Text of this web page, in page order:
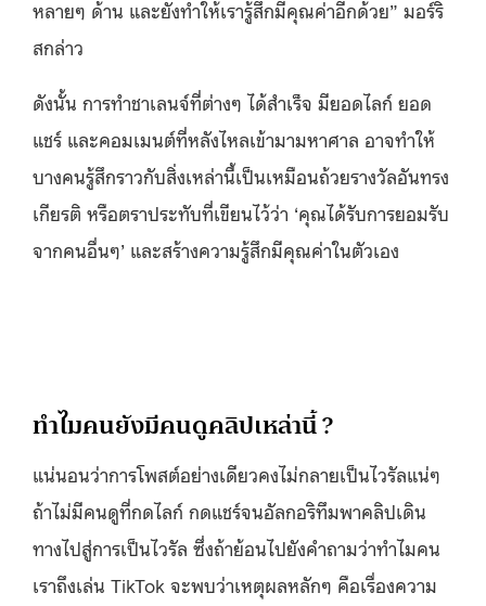
หลายๆ ด้าน และยังทำให้เรารู้สึกมีคุณค่าอีกด้วย” มอร์ริ
สกล่าว
ดังนั้น การทำชาเลนจ์ที่ต่างๆ ได้สำเร็จ มียอดไลก์ ยอด
แชร์ และคอมเมนต์ที่หลังไหลเข้ามามหาศาล อาจทำให้
บางคนรู้สึกราวกับสิ่งเหล่านี้เป็นเหมือนถ้วยรางวัลอันทรง
เกียรติ หรือตราประทับที่เขียนไว้ว่า ‘คุณได้รับการยอมรับ
จากคนอื่นๆ’ และสร้างความรู้สึกมีคุณค่าในตัวเอง
ทำไมคนยังมีคนดูคลิปเหล่านี้ ?
แน่นอนว่าการโพสต์อย่างเดียวคงไม่กลายเป็นไวรัลแน่ๆ
ถ้าไม่มีคนดูที่กดไลก์ กดแชร์จนอัลกอริทึมพาคลิปเดิน
ทางไปสู่การเป็นไวรัล ซึ่งถ้าย้อนไปยังคำถามว่าทำไมคน
เราถึงเล่น TikTok จะพบว่าเหตุผลหลักๆ คือเรื่องความ